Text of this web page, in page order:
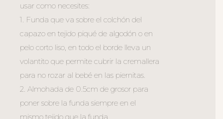
usar como necesites:
1. Funda que va sobre el colchón del
capazo en tejido piqué de algodón o en
pelo corto liso, en todo el borde lleva un
volantito que permite cubrir la cremallera
para no rozar al bebé en las piernitas.
2. Almohada de 0.5cm de grosor para
poner sobre la funda siempre en el
mismo tejido que la funda.